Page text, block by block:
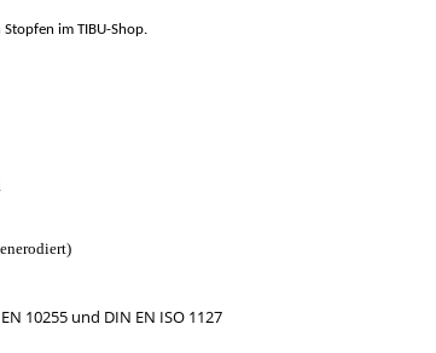
im TIBU-Shop.
10255 und DIN EN ISO 1127